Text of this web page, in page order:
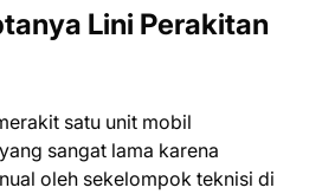
Lini Perakitan
satu unit mobil
sangat lama karena
oleh sekelompok teknisi di